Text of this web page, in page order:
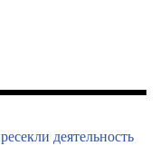
деятельность